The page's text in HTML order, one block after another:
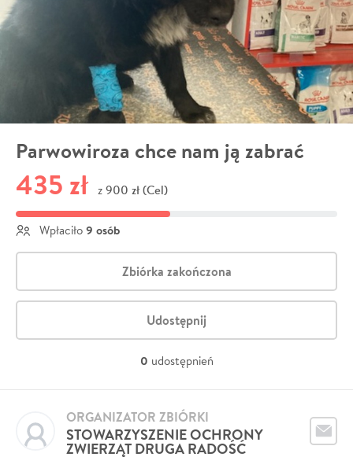
Parwowiroza chce nam ją zabrać
435 zł z 900 zł (Cel)
Wpłaciło 9 osób
Zbiórka zakończona
Udostępnij
0 udostępnień
STOWARZYSZENIE OCHRONY
ZWIERZĄT DRUGA RADOŚĆ
ORGANIZATOR ZBIÓRKI